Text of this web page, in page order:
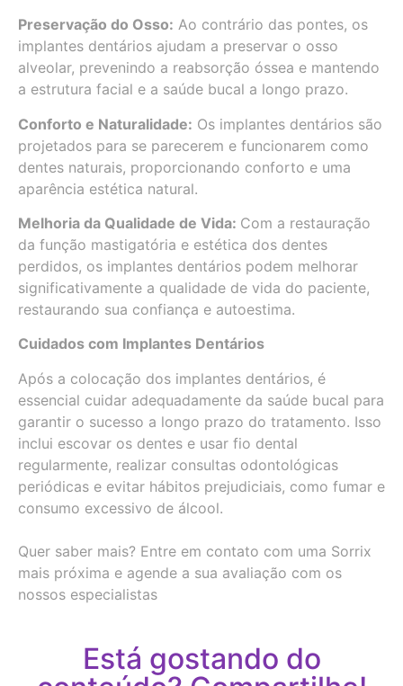
Preservação do Osso: Ao contrário das pontes, os
implantes dentários ajudam a preservar o osso
alveolar, prevenindo a reabsorção óssea e mantendo
a estrutura facial e a saúde bucal a longo prazo.
Conforto e Naturalidade: Os implantes dentários são
projetados para se parecerem e funcionarem como
dentes naturais, proporcionando conforto e uma
aparência estética natural.
Melhoria da Qualidade de Vida: Com a restauração
da função mastigatória e estética dos dentes
perdidos, os implantes dentários podem melhorar
significativamente a qualidade de vida do paciente,
restaurando sua confiança e autoestima.
Cuidados com Implantes Dentários
Após a colocação dos implantes dentários, é
essencial cuidar adequadamente da saúde bucal para
garantir o sucesso a longo prazo do tratamento. Isso
inclui escovar os dentes e usar fio dental
regularmente, realizar consultas odontológicas
periódicas e evitar hábitos prejudiciais, como fumar e
consumo excessivo de álcool.
Quer saber mais? Entre em contato com uma Sorrix
mais próxima e agende a sua avaliação com os
nossos especialistas
Está gostando do